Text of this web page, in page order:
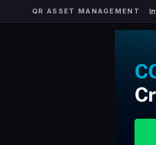
QR ASSET MANAGEMENT